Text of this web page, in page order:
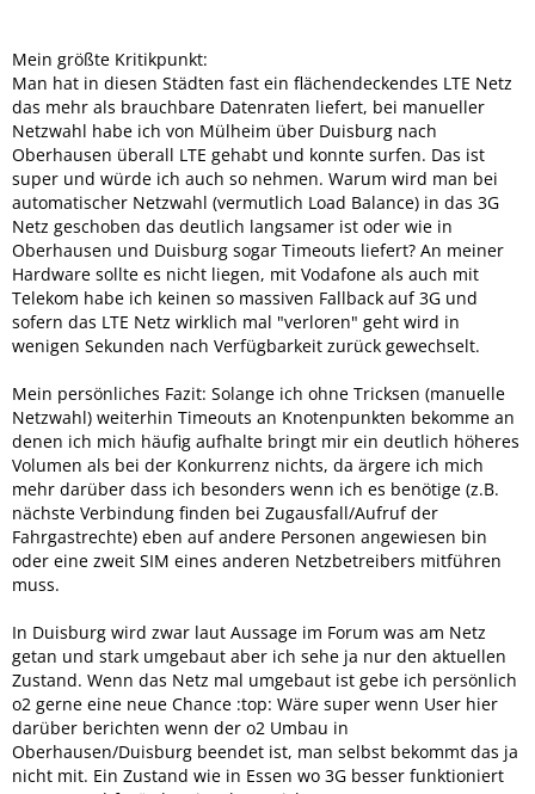
Mein größte Kritikpunkt:
Man hat in diesen Städten fast ein flächendeckendes LTE Netz
das mehr als brauchbare Datenraten liefert, bei manueller
Netzwahl habe ich von Mülheim über Duisburg nach
Oberhausen überall LTE gehabt und konnte surfen. Das ist
super und würde ich auch so nehmen. Warum wird man bei
automatischer Netzwahl (vermutlich Load Balance) in das 3G
Netz geschoben das deutlich langsamer ist oder wie in
Oberhausen und Duisburg sogar Timeouts liefert? An meiner
Hardware sollte es nicht liegen, mit Vodafone als auch mit
Telekom habe ich keinen so massiven Fallback auf 3G und
sofern das LTE Netz wirklich mal "verloren" geht wird in
wenigen Sekunden nach Verfügbarkeit zurück gewechselt.
Mein persönliches Fazit: Solange ich ohne Tricksen (manuelle
Netzwahl) weiterhin Timeouts an Knotenpunkten bekomme an
denen ich mich häufig aufhalte bringt mir ein deutlich höheres
Volumen als bei der Konkurrenz nichts, da ärgere ich mich
mehr darüber dass ich besonders wenn ich es benötige (z.B.
nächste Verbindung finden bei Zugausfall/Aufruf der
Fahrgastrechte) eben auf andere Personen angewiesen bin
oder eine zweit SIM eines anderen Netzbetreibers mitführen
muss.
In Duisburg wird zwar laut Aussage im Forum was am Netz
getan und stark umgebaut aber ich sehe ja nur den aktuellen
Zustand. Wenn das Netz mal umgebaut ist gebe ich persönlich
o2 gerne eine neue Chance :top: Wäre super wenn User hier
darüber berichten wenn der o2 Umbau in
Oberhausen/Duisburg beendet ist, man selbst bekommt das ja
nicht mit. Ein Zustand wie in Essen wo 3G besser funktioniert